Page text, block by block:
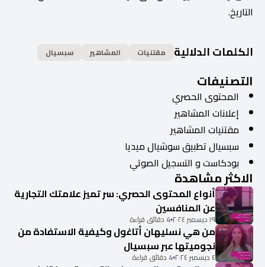
التاريخ.
الكلمات الدلالية مقتنيات المشاهير سبسيال
التصنيفات
المحتوى الحصري
إعلانات المشاهير
مقتنيات المشاهير
سبسيال تطبيق سوشيال ميديا
بودكاست و التسجيل الصوتي
الاكثر مشاهدة
أنواع المحتوى الحصري: سر تميز علامتك التجارية
عن المنافسين
١٩ ديسمبر ٢٠٢٤ 4 دقائق قراءة
من هي نسليهان أتاغول وكيفية الاستفادة من
نجوميتها عبر سبسيال
٤ ديسمبر ٢٠٢٤ 4 دقائق قراءة